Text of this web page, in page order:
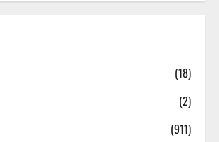
(18)
(2)
(911)